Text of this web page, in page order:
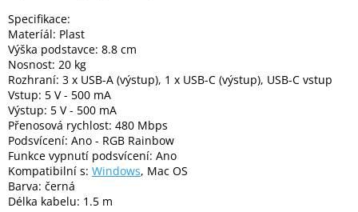
Specifikace:
Materíál: Plast
Výška podstavce: 8.8 cm
Nosnost: 20 kg
Rozhraní: 3 x USB-A (výstup), 1 x USB-C (výstup), USB-C vstup
Vstup: 5 V - 500 mA
Výstup: 5 V - 500 mA
Přenosová rychlost: 480 Mbps
Podsvícení: Ano - RGB Rainbow
Funkce vypnutí podsvícení: Ano
Kompatibilní s: Windows, Mac OS
Barva: černá
Délka kabelu: 1.5 m